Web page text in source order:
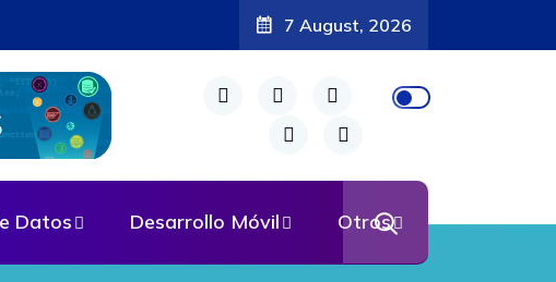
7 August, 2026
Datos Desarrollo Móvil Otros